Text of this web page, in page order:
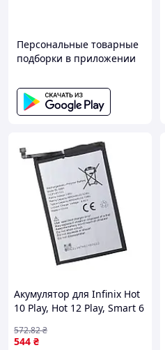
Персональные товарные
подборки в приложении
Акумулятор для Infinix Hot
10 Play, Hot 12 Play, Smart 6
544 ₴
572.82₴